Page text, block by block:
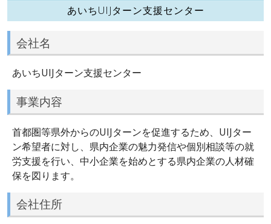
あいちUIJターン支援センター
会社名
あいちUIJターン支援センター
事業内容
首都圏等県外からのUIJターンを促進するため、UIJター
ン希望者に対し、県内企業の魅力発信や個別相談等の就
労支援を行い、中小企業を始めとする県内企業の人材確
保を図ります。
会社住所